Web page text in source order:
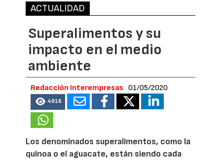
ACTUALIDAD
Superalimentos y su
impacto en el medio
ambiente
Redacción Interempresas 01/05/2020
4916
Los denominados superalimentos, como la
quinoa o el aguacate, están siendo cada